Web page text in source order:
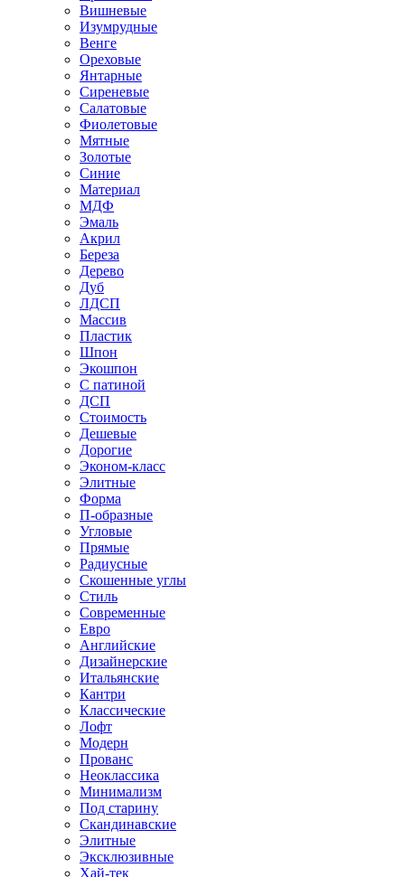
Вишневые
Изумрудные
Венге
Ореховые
Янтарные
Сиреневые
Салатовые
Фиолетовые
Мятные
Золотые
Синие
Материал
МДФ
Эмаль
Акрил
Береза
Дерево
Дуб
ЛДСП
Массив
Пластик
Шпон
Экошпон
С патиной
ДСП
Стоимость
Дешевые
Дорогие
Эконом-класс
Элитные
Форма
П-образные
Угловые
Прямые
Радиусные
Скошенные углы
Стиль
Современные
Евро
Английские
Дизайнерские
Итальянские
Кантри
Классические
Лофт
Модерн
Прованс
Неоклассика
Минимализм
Под старину
Скандинавские
Элитные
Эксклюзивные
Хай-тек